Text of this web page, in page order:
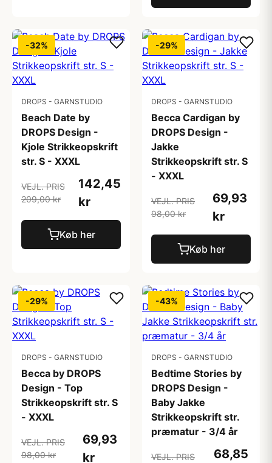
-32%
DROPS - GARNSTUDIO
Beach Date by
DROPS Design -
Kjole Strikkeopskrift
str. S - XXXL
VEJL. PRIS
209,00 kr
142,45
kr
Køb her
-29%
DROPS - GARNSTUDIO
Becca Cardigan by
DROPS Design -
Jakke
Strikkeopskrift str. S
- XXXL
VEJL. PRIS
98,00 kr
69,93
kr
Køb her
-29%
DROPS - GARNSTUDIO
Becca by DROPS
Design - Top
Strikkeopskrift str. S
- XXXL
VEJL. PRIS
98,00 kr
69,93
kr
-43%
DROPS - GARNSTUDIO
Bedtime Stories by
DROPS Design -
Baby Jakke
Strikkeopskrift str.
præmatur - 3/4 år
VEJL. PRIS 68,85